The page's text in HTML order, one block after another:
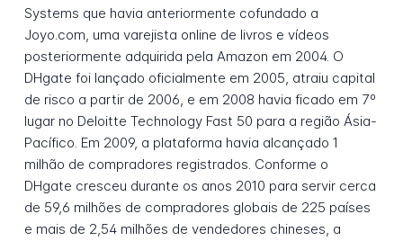
Systems que havia anteriormente cofundado a
Joyo.com, uma varejista online de livros e vídeos
posteriormente adquirida pela Amazon em 2004. O
DHgate foi lançado oficialmente em 2005, atraiu capital
de risco a partir de 2006, e em 2008 havia ficado em 7º
lugar no Deloitte Technology Fast 50 para a região Ásia-
Pacífico. Em 2009, a plataforma havia alcançado 1
milhão de compradores registrados. Conforme o
DHgate cresceu durante os anos 2010 para servir cerca
de 59,6 milhões de compradores globais de 225 países
e mais de 2,54 milhões de vendedores chineses, a